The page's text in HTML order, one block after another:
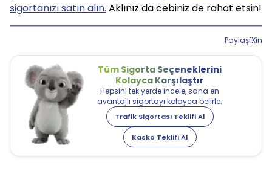
sigortanızı satın alın. Aklınız da cebiniz de rahat etsin!
PaylaşfXin
Tüm Sigorta Seçeneklerini
Kolayca Karşılaştır
Hepsini tek yerde incele, sana en
avantajlı sigortayı kolayca belirle.
Trafik Sigortası Teklifi Al
Kasko Teklifi Al